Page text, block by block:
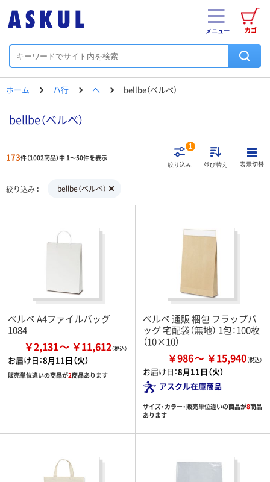
カゴ
メニュー
ホーム ハ行 ヘ bellbe（ベルベ）
bellbe（ベルベ）
173件（1002商品）中 1～50件を表示
絞り込み
1
並び替え 表示切替
絞り込み bellbe（ベルベ）
ベルベ A4ファイルバッグ
1084
￥2,131 ￥11,612
お届け日：8月11日（火）
販売単位違いの商品が2商品あります
ベルベ 通販 梱包 フラップバ
ッグ 宅配袋（無地） 1包：100枚
（10×10）
￥986 ￥15,940
お届け日：8月11日（火）
アスクル在庫商品
サイズ・カラー・販売単位違いの商品が8商品
あります